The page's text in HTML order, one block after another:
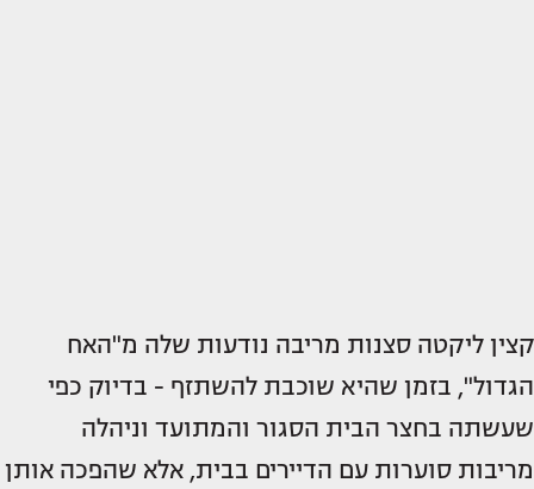
קצין ליקטה סצנות מריבה נודעות שלה מ"האח
הגדול", בזמן שהיא שוכבת להשתזף - בדיוק כפי
שעשתה בחצר הבית הסגור והמתועד וניהלה
מריבות סוערות עם הדיירים בבית, אלא שהפכה אותן